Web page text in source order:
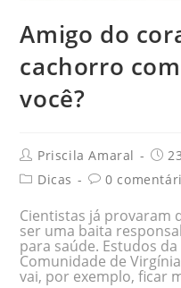
Amigo do
cachorro
você?
Priscila Amaral
Dicas
0
Cientistas já provaram
ser uma baita
para saúde. Estudos
Comunidade de
vai, por exemplo, ficar